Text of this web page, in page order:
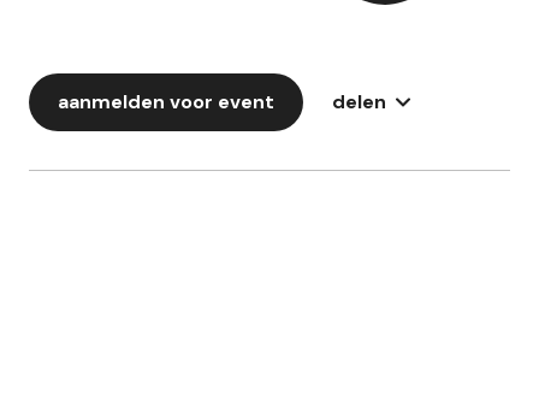
aanmelden voor event delen